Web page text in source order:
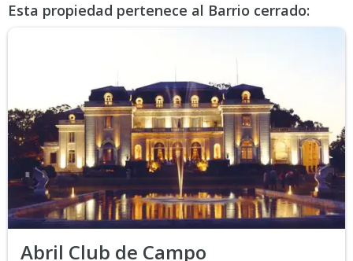
Esta propiedad pertenece al Barrio cerrado:
Abril Club de Campo